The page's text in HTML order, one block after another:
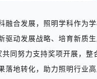
融合发展，照明学科作为
动发展战略、培育新质
同努力支持奖项开展，整
地转化，助力照明行业